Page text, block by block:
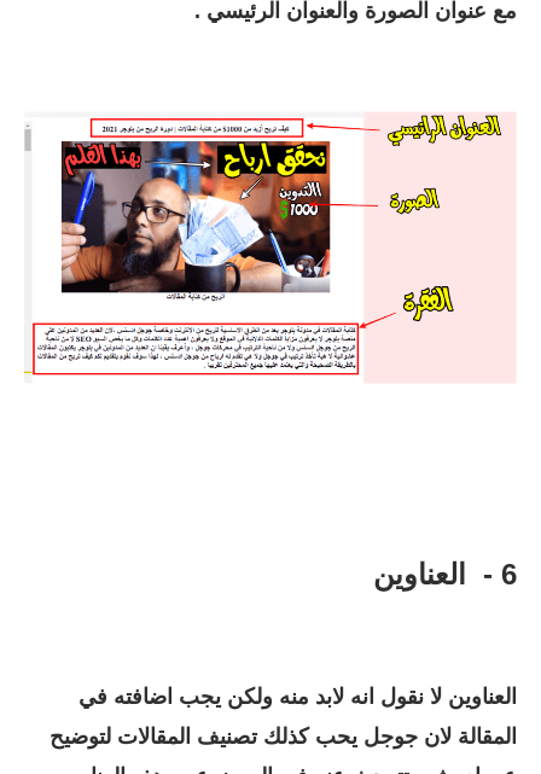
مع عنوان الصورة والعنوان الرئيسي .
6 - العناوين
العناوين لا نقول انه لابد منه ولكن يجب اضافته في
المقالة لان جوجل يحب كذلك تصنيف المقالات لتوضيح